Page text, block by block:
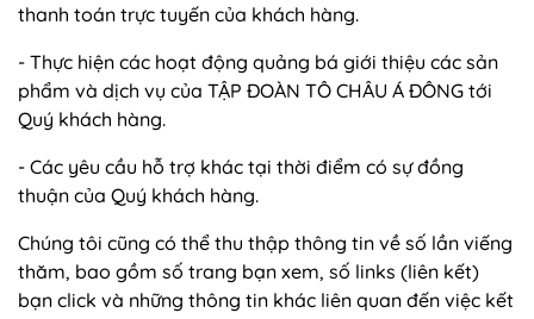
thanh toán trực tuyến của khách hàng.
- Thực hiện các hoạt động quảng bá giới thiệu các sản
phẩm và dịch vụ của TẬP ĐOÀN TÔ CHÂU Á ĐÔNG tới
Quý khách hàng.
- Các yêu cầu hỗ trợ khác tại thời điểm có sự đồng
thuận của Quý khách hàng.
Chúng tôi cũng có thể thu thập thông tin về số lần viếng
thăm, bao gồm số trang bạn xem, số links (liên kết)
bạn click và những thông tin khác liên quan đến việc kết